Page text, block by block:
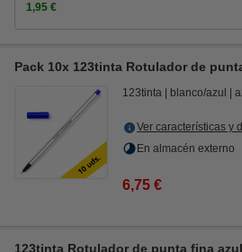
1,95 €
Pack 10x 123tinta Rotulador de
123tinta blanco/azul
Ver características y
En almacén externo
6,75 €
123tinta Rotulador de punta fina azul